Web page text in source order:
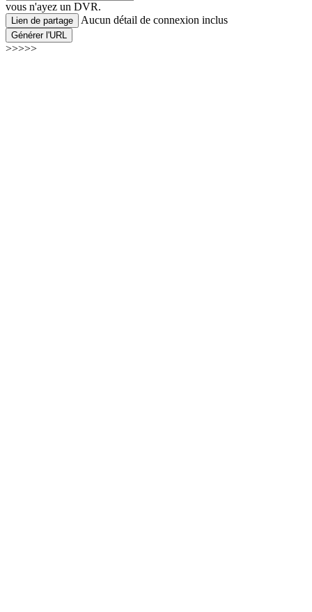
vous n'ayez un DVR.
Lien de partage Aucun détail de connexion inclus
Générer l'URL
>>>>>